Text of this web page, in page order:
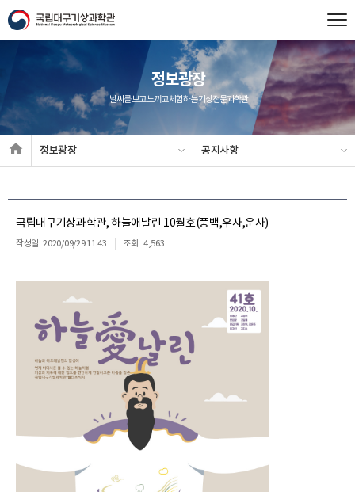
정보광장
날씨를 보고 느끼고 체험하는 기상전문과학관
정보광장 공지사항
국립대구기상과학관, 하늘애날린 10월호(풍백,우사,운사)
작성일 2020/09/29 11:43 조회 4,563